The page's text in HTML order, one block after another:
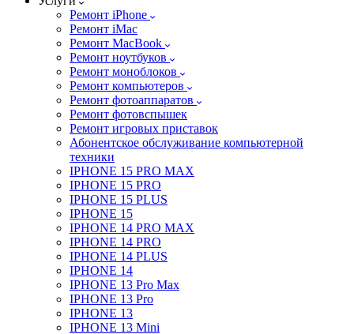
Ремонт iPhone
Ремонт iMac
Ремонт MacBook
Ремонт ноутбуков
Ремонт моноблоков
Ремонт компьютеров
Ремонт фотоаппаратов
Ремонт фотовспышек
Ремонт игровых приставок
Абонентское обслуживание компьютерной
техники
IPHONE 15 PRO MAX
IPHONE 15 PRO
IPHONE 15 PLUS
IPHONE 15
IPHONE 14 PRO MAX
IPHONE 14 PRO
IPHONE 14 PLUS
IPHONE 14
IPHONE 13 Pro Max
IPHONE 13 Pro
IPHONE 13
IPHONE 13 Mini